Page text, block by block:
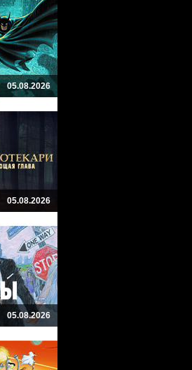
05.08.2026
05.08.2026
05.08.2026